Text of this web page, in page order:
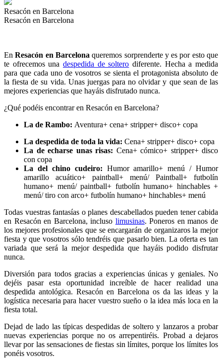
Resacón en Barcelona
Resacón en Barcelona
EnResacón en Barcelonaqueremos sorprenderte y es por esto que
te ofrecemos una despedida de soltero diferente. Hecha a medida
para que cada uno de vosotros se sienta el protagonista absoluto de
la fiesta de su vida. Unas juergas para no olvidar y que sean de las
mejores experiencias que hayáis disfrutado nunca.
¿Qué podéis encontrar en Resacón en Barcelona?
La de Rambo: Aventura+ cena+ stripper+ disco+ copa
La despedida de toda la vida: Cena+ stripper+ disco+ copa
La de echarse unas risas: Cena+ cómico+ stripper+ disco
con copa
La del chino cudeiro: Humor amarillo+ menú / Humor
amarillo acuático+ paintball+ menú/ Paintball+ futbolín
humano+ menú/ paintball+ futbolín humano+ hinchables +
menú/ tiro con arco+ futbolín humano+ hinchables+ menú
Todas vuestras fantasías o planes descabellados pueden tener cabida
en Resacón en Barcelona, incluso limusinas. Poneros en manos de
los mejores profesionales que se encargarán de organizaros la mejor
fiesta y que vosotros sólo tendréis que pasarlo bien. La oferta es tan
variada que será la mejor despedida que hayáis podido disfrutar
nunca.
Diversión para todos gracias a experiencias únicas y geniales. No
dejéis pasar esta oportunidad increíble de hacer realidad una
despedida antológica. Resacón en Barcelona os da las ideas y la
logística necesaria para hacer vuestro sueño o la idea más loca en la
fiesta total.
Dejad de lado las típicas despedidas de soltero y lanzaros a probar
nuevas experiencias porque no os arrepentiréis. Probad a dejaros
llevar por las sensaciones de fiestas sin límites, porque los límites los
ponéis vosotros.